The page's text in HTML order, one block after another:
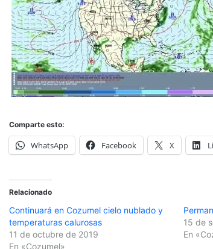
Comparte esto:
WhatsApp Facebook X
Relacionado
Continuará en Cozumel cielo nublado y
temperaturas calurosas
11 de octubre de 2019
En «Cozumel»
15 de
En